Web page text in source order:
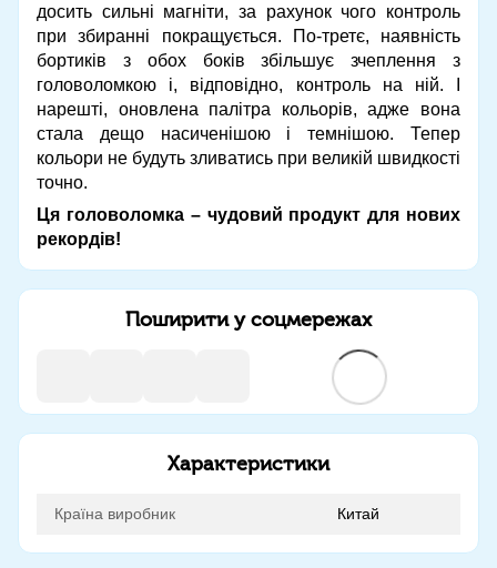
досить сильні магніти, за рахунок чого контроль
при збиранні покращується. По-третє, наявність
бортиків з обох боків збільшує зчеплення з
головоломкою і, відповідно, контроль на ній. І
нарешті, оновлена ​​палітра кольорів, адже вона
стала дещо насиченішою і темнішою. Тепер
кольори не будуть зливатись при великій швидкості
точно.
Ця головоломка – чудовий продукт для нових
рекордів!
Поширити у соцмережах
Характеристики
Країна виробник Китай